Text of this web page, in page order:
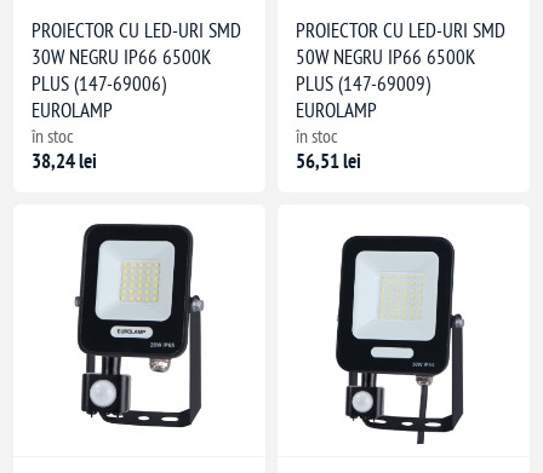
PROIECTOR CU LED-URI SMD
30W NEGRU IP66 6500K
PLUS (147-69006)
EUROLAMP
în stoc
38,24 lei
PROIECTOR CU LED-URI SMD
50W NEGRU IP66 6500K
PLUS (147-69009)
EUROLAMP
în stoc
56,51 lei